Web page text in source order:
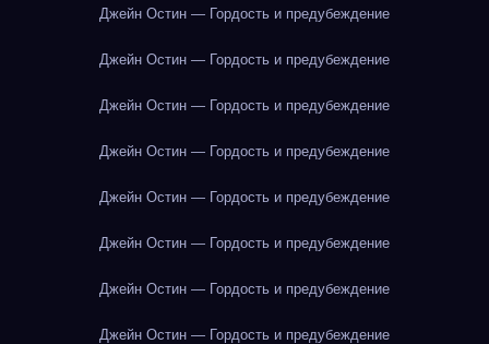
Джейн Остин — Гордость и предубеждение
Джейн Остин — Гордость и предубеждение
Джейн Остин — Гордость и предубеждение
Джейн Остин — Гордость и предубеждение
Джейн Остин — Гордость и предубеждение
Джейн Остин — Гордость и предубеждение
Джейн Остин — Гордость и предубеждение
Джейн Остин — Гордость и предубеждение